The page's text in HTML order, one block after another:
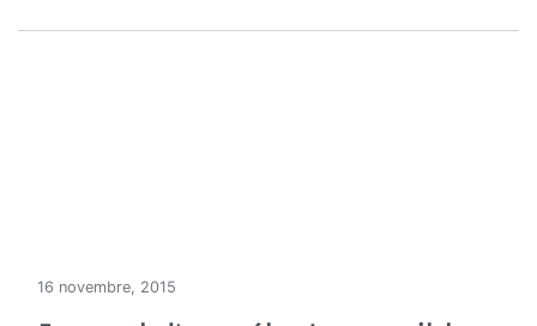
16 novembre, 2015